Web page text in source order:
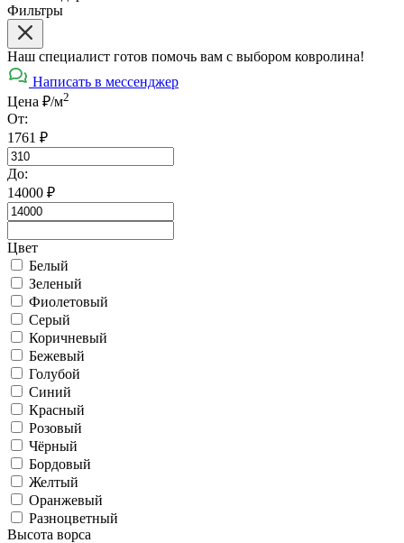
Фильтры
Наш специалист готов помочь вам с выбором ковролина!
Написать в мессенджер
Цена ₽/м2
От:
1761 ₽
До:
14000 ₽
Цвет
Белый
Зеленый
Фиолетовый
Серый
Коричневый
Бежевый
Голубой
Синий
Красный
Розовый
Чёрный
Бордовый
Желтый
Оранжевый
Разноцветный
Высота ворса